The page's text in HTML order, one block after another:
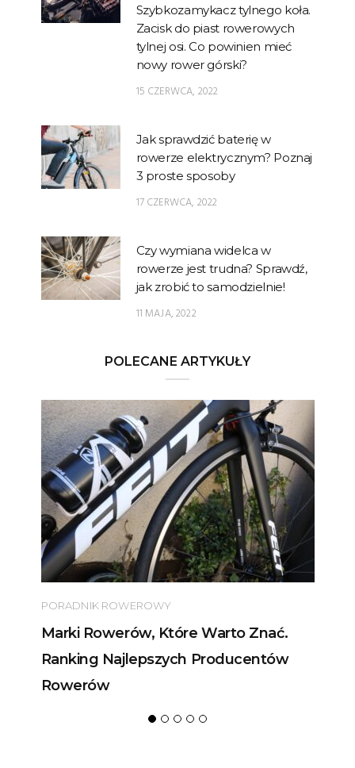
Szybkozamykacz tylnego koła.
Zacisk do piast rowerowych
tylnej osi. Co powinien mieć
nowy rower górski?
15 CZERWCA, 2022
Jak sprawdzić baterię w
rowerze elektrycznym? Poznaj
3 proste sposoby
17 CZERWCA, 2022
Czy wymiana widelca w
rowerze jest trudna? Sprawdź,
jak zrobić to samodzielnie!
11 MAJA, 2022
POLECANE ARTYKUŁY
PORADNIK ROWEROWY
Marki Rowerów, Które Warto Znać.
Ranking Najlepszych Producentów
Rowerów